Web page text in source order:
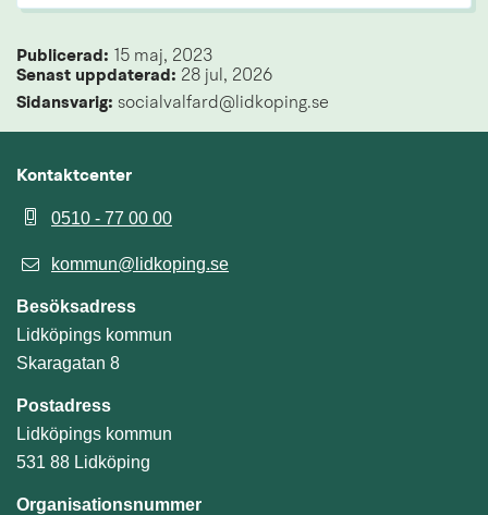
Publicerad:
15 maj, 2023
Senast uppdaterad: 28 jul, 2026
Sidansvarig: socialvalfard@lidkoping.se
Kontaktcenter
0510 - 77 00 00
kommun@lidkoping.se
Besöksadress
Lidköpings kommun
Skaragatan 8
Postadress
Lidköpings kommun
531 88 Lidköping
Organisationsnummer